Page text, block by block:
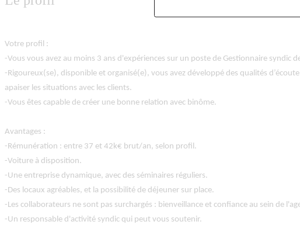
Votre profil :
-Vous vous avez au moins 3 ans d'expériences sur un poste de Gestionnaire syndic
-Rigoureux(se), disponible et organisé(e), vous avez développé des qualités
apaiser les situations avec les clients.
-Vous êtes capable de créer une bonne relation avec binôme.
Avantages :
-Rémunération : entre 37 et 42k€ brut/an, selon profil.
-Voiture à disposition.
-Une entreprise dynamique, avec des séminaires réguliers.
-Des locaux agréables, et la possibilité de déjeuner sur place.
-Les collaborateurs ne sont pas surchargés : bienveillance et confiance au sein de
-Un responsable d'activité syndic qui peut vous soutenir.